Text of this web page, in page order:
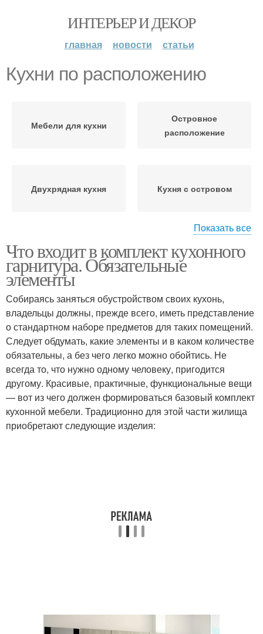
ИНТЕРЬЕР И ДЕКОР
главная новости статьи
Кухни по расположению
Мебели для кухни
Островное
расположение
Двухрядная кухня Кухня с островом
Кухня с полуостровом Цоколь для кухни
Показать все
Что входит в комплект кухонного
гарнитура. Обязательные
элементы
Собираясь заняться обустройством своих кухонь,
владельцы должны, прежде всего, иметь представление
о стандартном наборе предметов для таких помещений.
Следует обдумать, какие элементы и в каком количестве
обязательны, а без чего легко можно обойтись. Не
всегда то, что нужно одному человеку, пригодится
другому. Красивые, практичные, функциональные вещи
— вот из чего должен формироваться базовый комплект
кухонной мебели. Традиционно для этой части жилища
приобретают следующие изделия: